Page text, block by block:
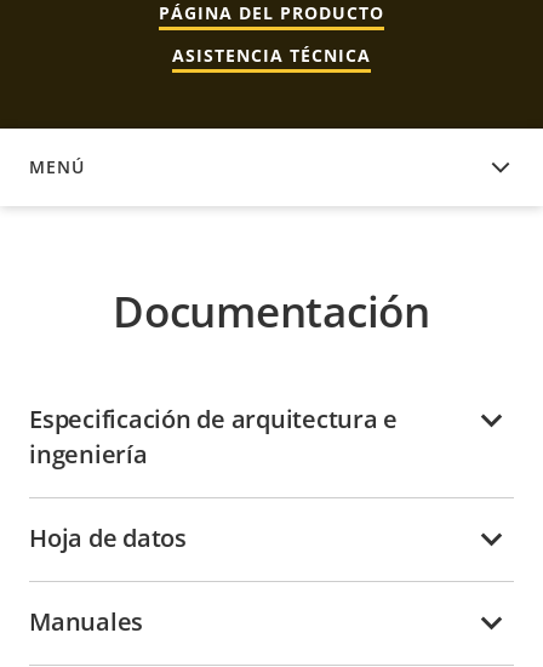
PÁGINA DEL PRODUCTO
ASISTENCIA TÉCNICA
MENÚ
DOCUMENTACIÓN
Documentación
Especificación de arquitectura e
ingeniería
Hoja de datos
Manuales